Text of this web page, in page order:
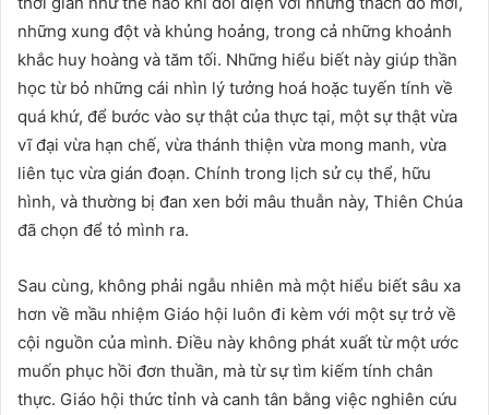
những xung đột và khủng hoảng, trong cả những khoảnh
khắc huy hoàng và tăm tối. Những hiểu biết này giúp thần
học từ bỏ những cái nhìn lý tưởng hoá hoặc tuyến tính về
quá khứ, để bước vào sự thật của thực tại, một sự thật vừa
vĩ đại vừa hạn chế, vừa thánh thiện vừa mong manh, vừa
liên tục vừa gián đoạn. Chính trong lịch sử cụ thể, hữu
hình, và thường bị đan xen bởi mâu thuẫn này, Thiên Chúa
đã chọn để tỏ mình ra.
Sau cùng, không phải ngẫu nhiên mà một hiểu biết sâu xa
hơn về mầu nhiệm Giáo hội luôn đi kèm với một sự trở về
cội nguồn của mình. Điều này không phát xuất từ một ước
muốn phục hồi đơn thuần, mà từ sự tìm kiếm tính chân
thực. Giáo hội thức tỉnh và canh tân bằng việc nghiên cứu